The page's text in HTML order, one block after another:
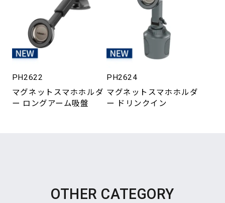
PH2622
マグネットスマホホルダ
ー ロングアーム吸盤
PH2624
マグネットスマホホルダ
ー ドリンクイン
OTHER CATEGORY